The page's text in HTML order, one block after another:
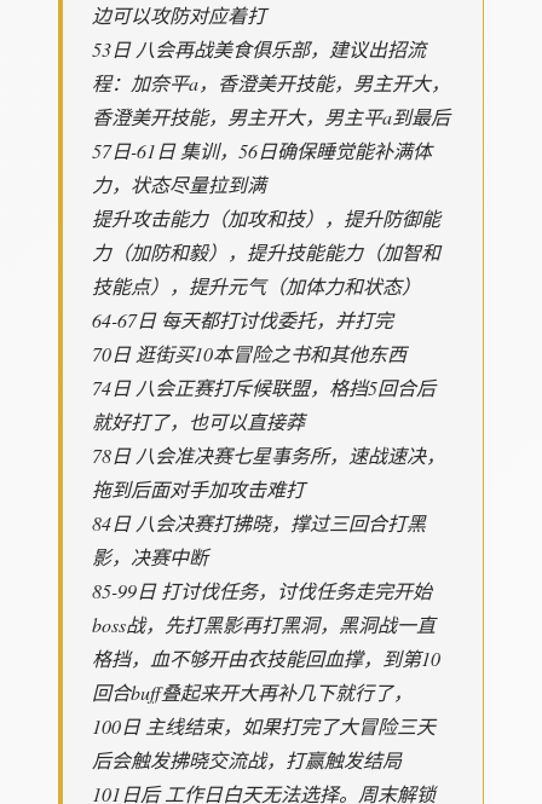
边可以攻防对应着打
53日 八会再战美食俱乐部，建议出招流
程：加奈平a，香澄美开技能，男主开大，
香澄美开技能，男主开大，男主平a到最后
57日-61日 集训，56日确保睡觉能补满体
力，状态尽量拉到满
提升攻击能力（加攻和技），提升防御能
力（加防和毅），提升技能能力（加智和
技能点），提升元气（加体力和状态）
64-67日 每天都打讨伐委托，并打完
70日 逛街买10本冒险之书和其他东西
74日 八会正赛打斥候联盟，格挡5回合后
就好打了，也可以直接莽
78日 八会准决赛七星事务所，速战速决，
拖到后面对手加攻击难打
84日 八会决赛打拂晓，撑过三回合打黑
影，决赛中断
85-99日 打讨伐任务，讨伐任务走完开始
boss战，先打黑影再打黑洞，黑洞战一直
格挡，血不够开由衣技能回血撑，到第10
回合buff叠起来开大再补几下就行了，
100日 主线结束，如果打完了大冒险三天
后会触发拂晓交流战，打赢触发结局
101日后 工作日白天无法选择。周末解锁